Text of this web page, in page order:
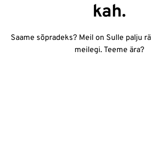
kah.
Saame sõpradeks? Meil on Sulle palju
meilegi. Teeme ära?